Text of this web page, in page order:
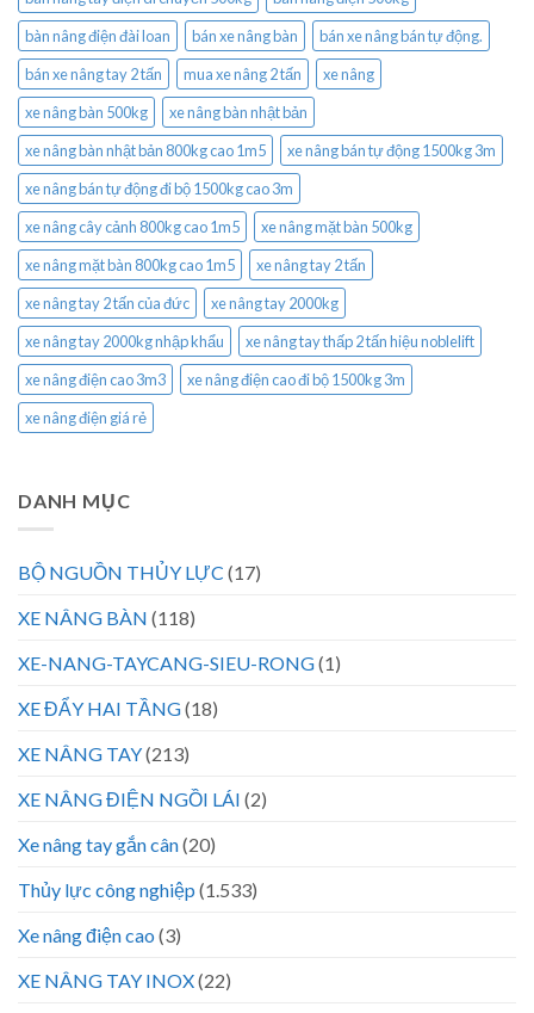
bàn nâng điện đài loan
bán xe nâng bàn
bán xe nâng bán tự động.
bán xe nâng tay 2 tấn
mua xe nâng 2 tấn
xe nâng
xe nâng bàn 500kg
xe nâng bàn nhật bản
xe nâng bàn nhật bản 800kg cao 1m5
xe nâng bán tự động 1500kg 3m
xe nâng bán tự động đi bộ 1500kg cao 3m
xe nâng cây cảnh 800kg cao 1m5
xe nâng mặt bàn 500kg
xe nâng mặt bàn 800kg cao 1m5
xe nâng tay 2 tấn
xe nâng tay 2 tấn của đức
xe nâng tay 2000kg
xe nâng tay 2000kg nhập khẩu
xe nâng tay thấp 2 tấn hiệu noblelift
xe nâng điện cao 3m3
xe nâng điện cao đi bộ 1500kg 3m
xe nâng điện giá rẻ
DANH MỤC
BỘ NGUỒN THỦY LỰC (17)
XE NÂNG BÀN (118)
XE-NANG-TAYCANG-SIEU-RONG(1)
XE ĐẨY HAI TẦNG(18)
XE NÂNG TAY(213)
XE NÂNG ĐIỆN NGỒI LÁI (2)
Xe nâng tay gắn cân(20)
Thủy lực công nghiệp (1.533)
Xe nâng điện cao (3)
XE NÂNG TAY INOX(22)